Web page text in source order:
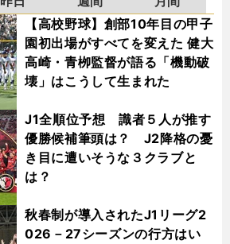
【高校野球】創部10年目の甲子
園初出場がすべてを変えた 健大
高崎・青栁監督が語る「機動破
壊」はこうして生まれた
J1全順位予想 識者５人が推す
優勝候補筆頭は？ J2降格の憂
き目に遭いそうな３クラブと
は？
秋春制が導入されたJ1リーグ2
026－27シーズンの行方はい